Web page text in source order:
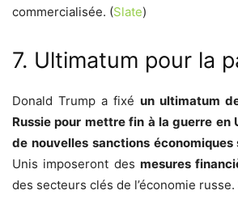
commercialisée. (Slate)
7. Ultimatum pour la
Donald Trump a fixé un ultimatum
Russie pour mettre fin à la guerre en
de nouvelles sanctions économiques
Unis imposeront des mesures
des secteurs clés de l’économie russe.